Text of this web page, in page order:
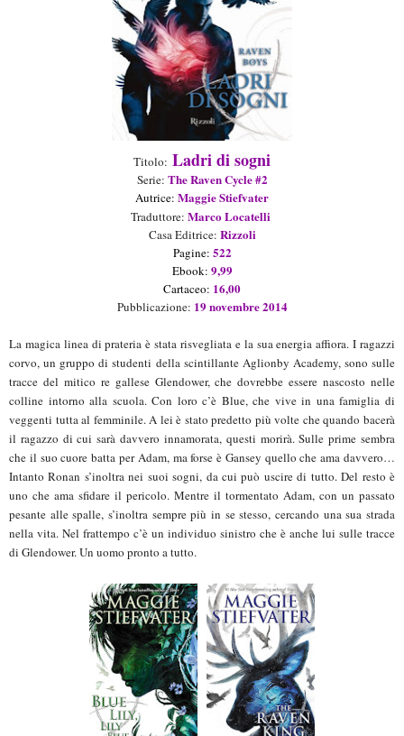
Titolo: Ladri di sogni
Serie: TheRaven Cycle #2
Autrice: Maggie Stiefvater
Traduttore: Marco Locatelli
Casa Editrice: Rizzoli
Pagine: 522
Ebook: 9,99
Cartaceo: 16,00
Pubblicazione: 19novembre2014
La magica linea di prateria è stata risvegliata e la sua energia affiora. I ragazzi
corvo, un gruppo di studenti della scintillante Aglionby Academy, sono sulle
tracce del mitico re gallese Glendower, che dovrebbe essere nascosto nelle
colline intorno alla scuola. Con loro c’è Blue, che vive in una famiglia di
veggenti tutta al femminile. A lei è stato predetto più volte che quando bacerà
il ragazzo di cui sarà davvero innamorata, questi morirà. Sulle prime sembra
che il suo cuore batta per Adam, ma forse è Gansey quello che ama davvero…
Intanto Ronan s’inoltra nei suoi sogni, da cui può uscire di tutto. Del resto è
uno che ama sfidare il pericolo. Mentre il tormentato Adam, con un passato
pesante alle spalle, s’inoltra sempre più in se stesso, cercando una sua strada
nella vita. Nel frattempo c’è un individuo sinistro che è anche lui sulle tracce
di Glendower. Un uomo pronto a tutto.